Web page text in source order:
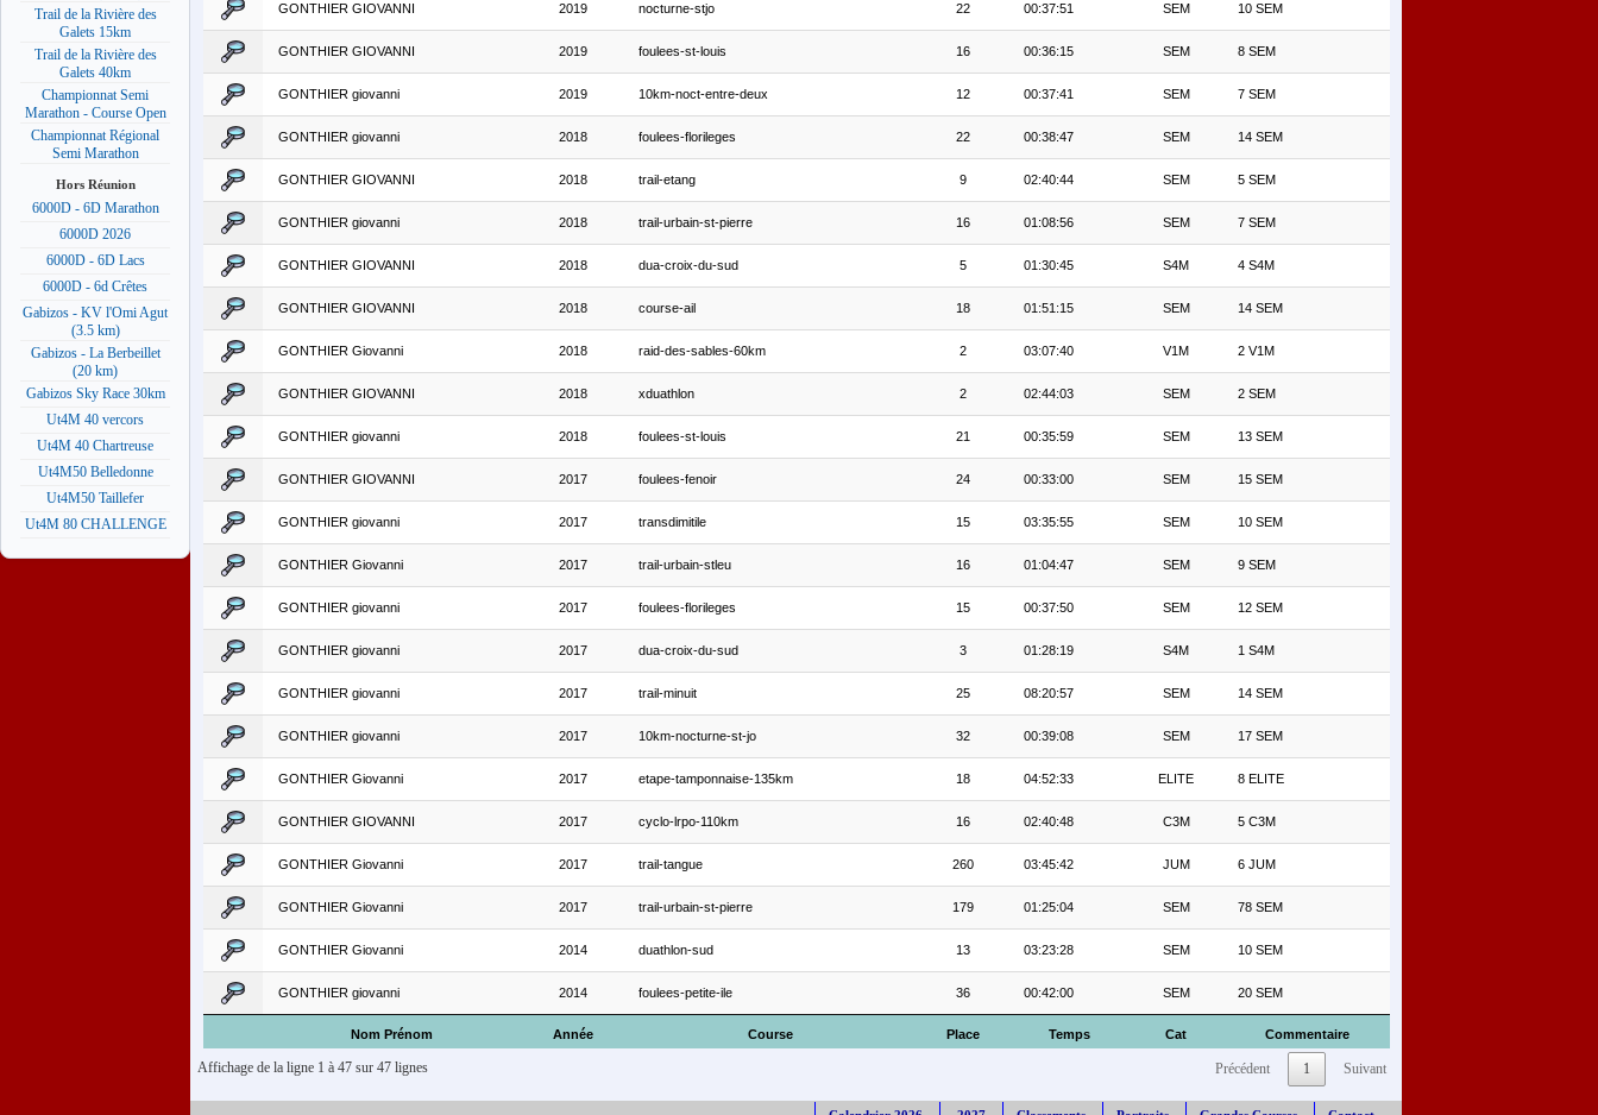
Trail de la Rivière des
Galets 15km
Trail de la Rivière des
Galets 40km
Championnat Semi
Marathon - Course Open
Championnat Régional
Semi Marathon
Hors Réunion
6000D - 6D Marathon
6000D 2026
6000D - 6D Lacs
6000D - 6d Crêtes
Gabizos - KV l'Omi Agut
(3.5 km)
Gabizos - La Berbeillet
(20 km)
Gabizos Sky Race 30km
Ut4M 40 vercors
Ut4M 40 Chartreuse
Ut4M50 Belledonne
Ut4M50 Taillefer
Ut4M 80 CHALLENGE
Nom Prénom Année Course Place Temps Cat Commentaire
GONTHIER GIOVANNI 2019 nocturne-stjo 22 00:37:51 SEM 10 SEM
GONTHIER GIOVANNI 2019 foulees-st-louis 16 00:36:15 SEM 8 SEM
GONTHIER giovanni 2019 10km-noct-entre-deux 12 00:37:41 SEM 7 SEM
GONTHIER giovanni 2018 foulees-florileges 22 00:38:47 SEM 14 SEM
GONTHIER GIOVANNI 2018 trail-etang 9 02:40:44 SEM 5 SEM
GONTHIER giovanni 2018 trail-urbain-st-pierre 16 01:08:56 SEM 7 SEM
GONTHIER GIOVANNI 2018 dua-croix-du-sud 5 01:30:45 S4M 4 S4M
GONTHIER GIOVANNI 2018 course-ail 18 01:51:15 SEM 14 SEM
GONTHIER Giovanni 2018 raid-des-sables-60km 2 03:07:40 V1M 2 V1M
GONTHIER GIOVANNI 2018 xduathlon 2 02:44:03 SEM 2 SEM
GONTHIER giovanni 2018 foulees-st-louis 21 00:35:59 SEM 13 SEM
GONTHIER GIOVANNI 2017 foulees-fenoir 24 00:33:00 SEM 15 SEM
GONTHIER giovanni 2017 transdimitile 15 03:35:55 SEM 10 SEM
GONTHIER Giovanni 2017 trail-urbain-stleu 16 01:04:47 SEM 9 SEM
GONTHIER giovanni 2017 foulees-florileges 15 00:37:50 SEM 12 SEM
GONTHIER giovanni 2017 dua-croix-du-sud 3 01:28:19 S4M 1 S4M
GONTHIER giovanni 2017 trail-minuit 25 08:20:57 SEM 14 SEM
GONTHIER giovanni 2017 10km-nocturne-st-jo 32 00:39:08 SEM 17 SEM
GONTHIER Giovanni 2017 etape-tamponnaise-135km 18 04:52:33 ELITE 8 ELITE
GONTHIER GIOVANNI 2017 cyclo-lrpo-110km 16 02:40:48 C3M 5 C3M
GONTHIER Giovanni 2017 trail-tangue 260 03:45:42 JUM 6 JUM
GONTHIER Giovanni 2017 trail-urbain-st-pierre 179 01:25:04 SEM 78 SEM
GONTHIER Giovanni 2014 duathlon-sud 13 03:23:28 SEM 10 SEM
GONTHIER giovanni 2014 foulees-petite-ile 36 00:42:00 SEM 20 SEM
Affichage de la ligne 1 à 47 sur 47 lignes Précédent 1 Suivant